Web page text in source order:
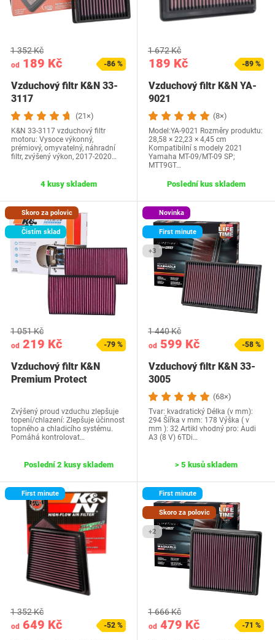
od 189 Kč
1 352 Kč
-86 %
Vzduchový filtr K&N 33-
3117
(21×)
K&N 33-3117 vzduchový filtr
motoru: Vysoce výkonný,
prémiový, omyvatelný, náhradní
filtr, zvýšený výkon, 2017-2020…
4 kusy skladem
189 Kč
1 672 Kč
-89 %
Vzduchový filtr K&N YA-
9021
(8×)
Model:YA-9021 Rozměry produktu:
28,58 × 22,23 × 4,45 cm
Kompatibilní s modely 2021
Yamaha MT-09/MT-09 SP;
MTT9GT…
Poslední kus skladem
Skoro za polovic
Čistím sklad
od 219 Kč
1 051 Kč
-79 %
Vzduchový filtr K&N
Premium Protect
Zvýšený proud vzduchu zlepšuje
topení/chlazení: Zlepšuje účinnost
topného a chladicího systému.
Pomáhá kontrolovat…
Poslední 2 kusy skladem
Novinka
First minute
+3
od 599 Kč
1 440 Kč
-58 %
Vzduchový filtr K&N 33-
3005
(68×)
Tvar: kvadratický Délka (v mm):
294 Šířka v mm: 178 Výška ( v
mm ): 32 Artikl vhodný pro: Audi
A3 (8 V) 6TDi…
> 5 kusů skladem
First minute
od 649 Kč
1 352 Kč
-52 %
First minute
Skoro za polovic
+2
od 479 Kč
1 666 Kč
-71 %